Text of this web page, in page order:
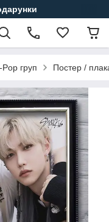
груп Постер /